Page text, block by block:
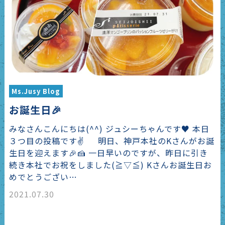
Ms.Jusy Blog
お誕生日🎉
みなさんこんにちは(^^) ジュシーちゃんです♥ 本日
３つ目の投稿です✌ 明日、神戸本社のKさんがお誕
生日を迎えます🎉🍰 一日早いのですが、昨日に引き
続き本社でお祝をしました(≧▽≦) Kさんお誕生日お
めでとうござい…
2021.07.30